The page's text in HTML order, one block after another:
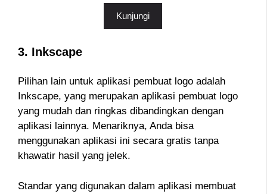
Kunjungi
3. Inkscape
Pilihan lain untuk aplikasi pembuat logo adalah
Inkscape, yang merupakan aplikasi pembuat logo
yang mudah dan ringkas dibandingkan dengan
aplikasi lainnya. Menariknya, Anda bisa
menggunakan aplikasi ini secara gratis tanpa
khawatir hasil yang jelek.
Standar yang digunakan dalam aplikasi membuat